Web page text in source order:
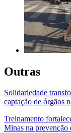
Outras
Solidariedade
captação de órgãos
Treinamento
Minas na prevenção